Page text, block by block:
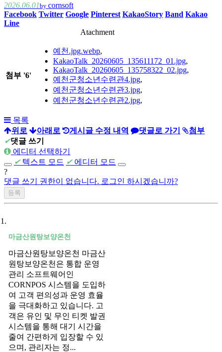
2026.06.01by cornsoft
Facebook Twitter Google Pinterest KakaoStory Band Kakao
Line
Atachment
첨부 '6'
예천.jpg.webp,
KakaoTalk_20260605_135611172_01.jpg,
KakaoTalk_20260605_135758322_02.jpg,
예천군청소년수련관4.jpg,
예천군청소년수련관3.jpg,
예천군청소년수련관2.jpg,
목록
위로
아래로 게시글 수정 내역 댓글로 가기
첨부
✔댓글 쓰기
에디터 선택하기
✔ 텍스트 모드 ✔ 에디터 모드
?
댓글 쓰기 권한이 없습니다. 로그인 하시겠습니까?
마금산원탕보양온천
마금산원탕보양온천 마금산
원탕보양온천은 통합 운영
관리 소프트웨어인
CORNPOS 시스템을 도입하
여 고객 편의성과 운영 효율
을 극대화하고 있습니다. 고
객은 유인 및 무인 티켓 발권
시스템을 통해 대기 시간을
줄여 간편하게 입장할 수 있
으며, 관리자는 정...